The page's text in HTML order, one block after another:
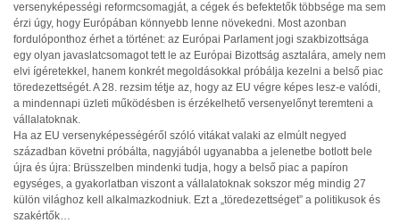
versenyképességi reformcsomagját, a cégek és befektetők többsége ma sem
érzi úgy, hogy Európában könnyebb lenne növekedni. Most azonban
fordulóponthoz érhet a történet: az Európai Parlament jogi szakbizottsága
egy olyan javaslatcsomagot tett le az Európai Bizottság asztalára, amely nem
elvi ígéretekkel, hanem konkrét megoldásokkal próbálja kezelni a belső piac
töredezettségét. A 28. rezsim tétje az, hogy az EU végre képes lesz-e valódi,
a mindennapi üzleti működésben is érzékelhető versenyelőnyt teremteni a
vállalatoknak.
Ha az EU versenyképességéről szóló vitákat valaki az elmúlt negyed
században követni próbálta, nagyjából ugyanabba a jelenetbe botlott bele
újra és újra: Brüsszelben mindenki tudja, hogy a belső piac a papíron
egységes, a gyakorlatban viszont a vállalatoknak sokszor még mindig 27
külön világhoz kell alkalmazkodniuk. Ezt a „töredezettséget” a politikusok és
szakértők…